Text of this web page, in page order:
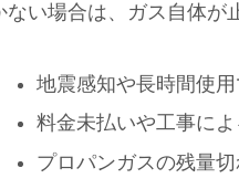
ない場合は、ガス自体が
地震感知や長時間使
料金未払いや工事に
プロパンガスの残量